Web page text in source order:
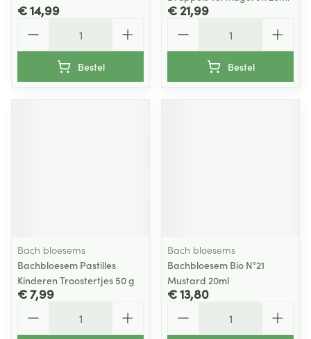
€ 14,99
Bestel
€ 21,99
Bestel
Bach bloesems
Bachbloesem Pastilles
Kinderen Troostertjes 50 g
€ 7,99
Bach bloesems
Bachbloesem Bio N°21
Mustard 20ml
€ 13,80